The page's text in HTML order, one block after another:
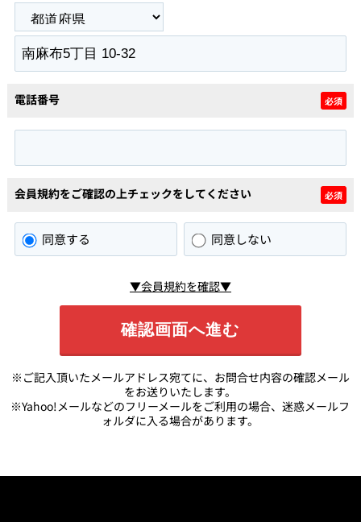
電話番号 必須
会員規約をご確認の上チェックをしてください 必須
同意する 同意しない
▼会員規約を確認▼
※ご記入頂いたメールアドレス宛てに、お問合せ内容の確認メール
をお送りいたします。
※Yahoo!メールなどのフリーメールをご利用の場合、迷惑メールフ
ォルダに入る場合があります。